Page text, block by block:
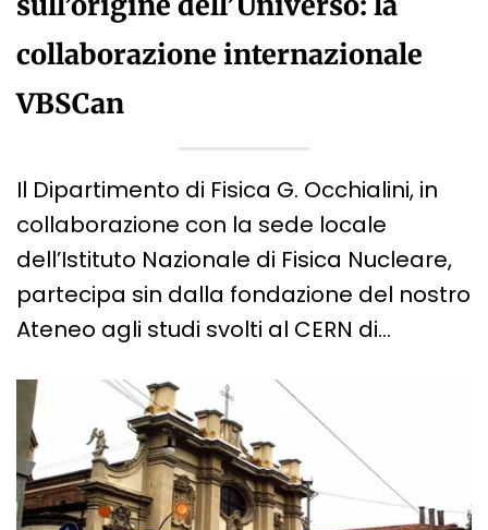
collaborazione internazionale
VBSCan
Il Dipartimento di Fisica G. Occhialini, in
collaborazione con la sede locale
dell’Istituto Nazionale di Fisica Nucleare,
partecipa sin dalla fondazione del nostro
Ateneo agli studi svolti al CERN di…